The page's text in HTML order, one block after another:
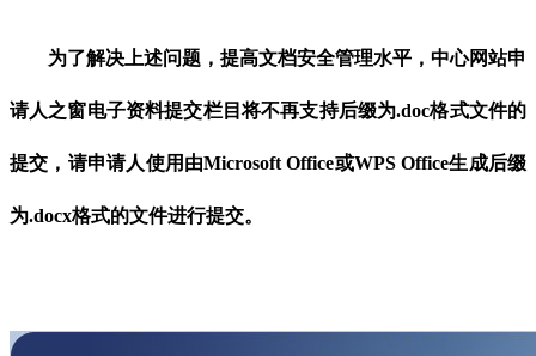
为了解决上述问题，提高文档安全管理水平，中心网站申
请人之窗电子资料提交栏目将不再支持后缀为.doc格式文件的
提交，请申请人使用由Microsoft Office或WPS Office生成后缀
为.docx格式的文件进行提交。